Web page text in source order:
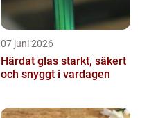
07 juni 2026
Härdat glas starkt, säkert
och snyggt i vardagen